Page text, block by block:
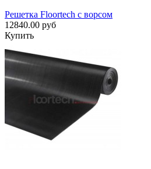
Решетка Floortech с ворсом
12840.00 руб
Купить